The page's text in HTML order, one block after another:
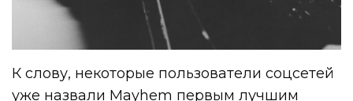
К слову, некоторые пользователи соцсетей
уже назвали Mayhem первым лучшим